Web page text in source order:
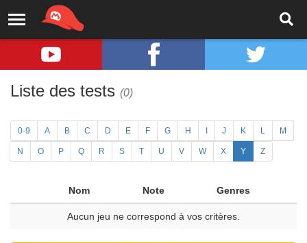
Liste des tests (0)
0-9 A B C D E F G H J K L M
N O P Q R S T U V W X Y Z
Nom Note Genres
Aucun jeu ne correspond à vos critères.